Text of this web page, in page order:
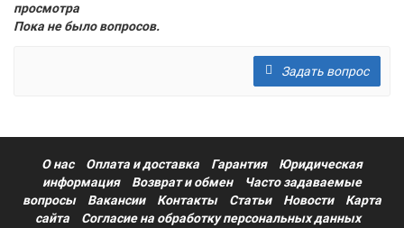
просмотра
Пока не было вопросов.
Задать вопрос
О нас Оплата и доставка Гарантия
Юридическая
информация
Возврат и обмен
Часто задаваемые
вопросы
Вакансии Контакты Статьи Новости
Карта
сайта
Согласие на обработку персональных данных